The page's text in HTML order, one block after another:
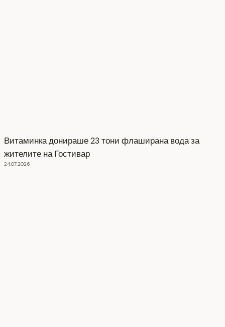
Витаминка донираше 23 тони флаширана вода за
жителите на Гостивар
24.07.2026